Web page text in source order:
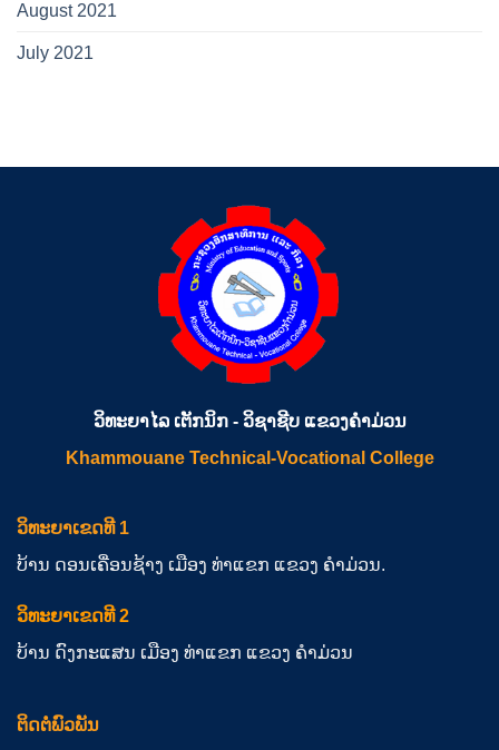
August 2021
July 2021
ວິທະຍາໄລ ເຕັກນິກ - ວິຊາຊີບ ແຂວງຄຳມ່ວນ
Khammouane Technical-Vocational College
ວິທະຍາເຂດທີ 1
ບ້ານ ດອນເຄື່ອນຊ້າງ ເມືອງ ທ່າແຂກ ແຂວງ ຄຳມ່ວນ.
ວິທະຍາເຂດທີ 2
ບ້ານ ດົງກະແສນ ເມືອງ ທ່າແຂກ ແຂວງ ຄຳມ່ວນ
ຕິດຕໍ່ພົວພັນ